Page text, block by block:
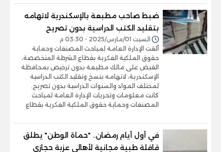
ضبط صاحب مطبعة بالإسكندرية لاتهامه
بتقليد الكتب الدراسية بدون تصريح
السبت 01/مارس/2025 - 03:30 م
ألقت الإدارة العامة لمباحث المصنفات وحماية
حقوق الملكية الفكرية بقطاع الشرطة المتخصصة،
القبض على مالك مطبعة بدون ترخيص بمحافظة
الإسكندرية، لاتهامه بنسخ وتقليد الكتب الدراسية
لمختلف المواد والسنوات الدراسية بدون تصريح.
كانت معلومات وتحريات الإدارة العامة لمباحث
المصنفات وحماية حقوق الملكية الفكرية بقطاع
في أول أيام رمضان.. "حماة الوطن" يطلق
قافلة طبية مجانية لأهالي عزبة حجازي